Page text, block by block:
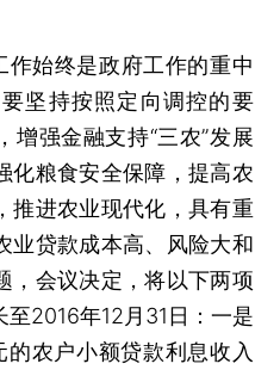
始终是政府工作的重中
坚持按照定向调控的要
增强金融支持“三农”发展
化粮食安全保障，提高农
推进农业现代化，具有重
业贷款成本高、风险大和
，会议决定，将以下两项
2016年12月31日：一是
农户小额贷款利息收入